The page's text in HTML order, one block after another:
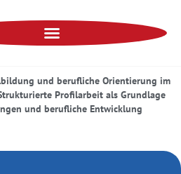
und berufliche Orientierung im
Profilarbeit als Grundlage
und berufliche Entwicklung